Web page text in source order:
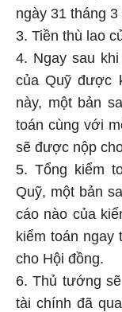
ngày 31 tháng
3. Tiền thù lao
4. Ngay sau
của Quỹ được
này, một bản
toán cùng với
sẽ được nộp
5. Tổng kiểm
Quỹ, một bản
cáo nào của
kiểm toán ngay
cho Hội đồng.
6. Thủ tướng
tài chính đã